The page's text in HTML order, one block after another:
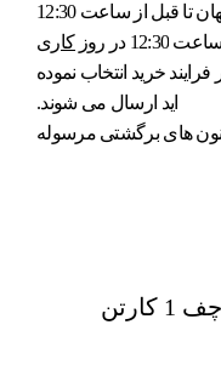
تا قبل از ساعت 12:30
ساعت 12:30 در روز کاری
خرید انتخاب نموده
اید ارسال می شوند.
های برگشتی مرسوله